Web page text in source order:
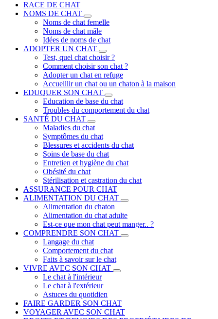
RACE DE CHAT
NOMS DE CHAT
Noms de chat femelle
Noms de chat mâle
Idées de noms de chat
ADOPTER UN CHAT
Test, quel chat choisir ?
Comment choisir son chat ?
Adopter un chat en refuge
Accueillir un chat ou un chaton à la maison
EDUQUER SON CHAT
Education de base du chat
Troubles du comportement du chat
SANTÉ DU CHAT
Maladies du chat
Symptômes du chat
Blessures et accidents du chat
Soins de base du chat
Entretien et hygiène du chat
Obésité du chat
Stérilisation et castration du chat
ASSURANCE POUR CHAT
ALIMENTATION DU CHAT
Alimentation du chaton
Alimentation du chat adulte
Est-ce que mon chat peut manger.. ?
COMPRENDRE SON CHAT
Langage du chat
Comportement du chat
Faits à savoir sur le chat
VIVRE AVEC SON CHAT
Le chat à l'intérieur
Le chat à l'extérieur
Astuces du quotidien
FAIRE GARDER SON CHAT
VOYAGER AVEC SON CHAT